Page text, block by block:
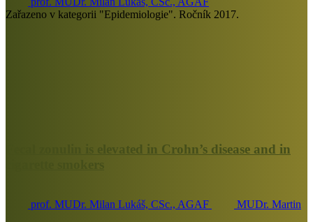
Zařazeno v kategorii "Epidemiologie". Ročník 2017.
Fecal zonulin is elevated in Crohn’s disease and in
prof. MUDr. Milan Lukáš, CSc., AGAF MUDr. Martin